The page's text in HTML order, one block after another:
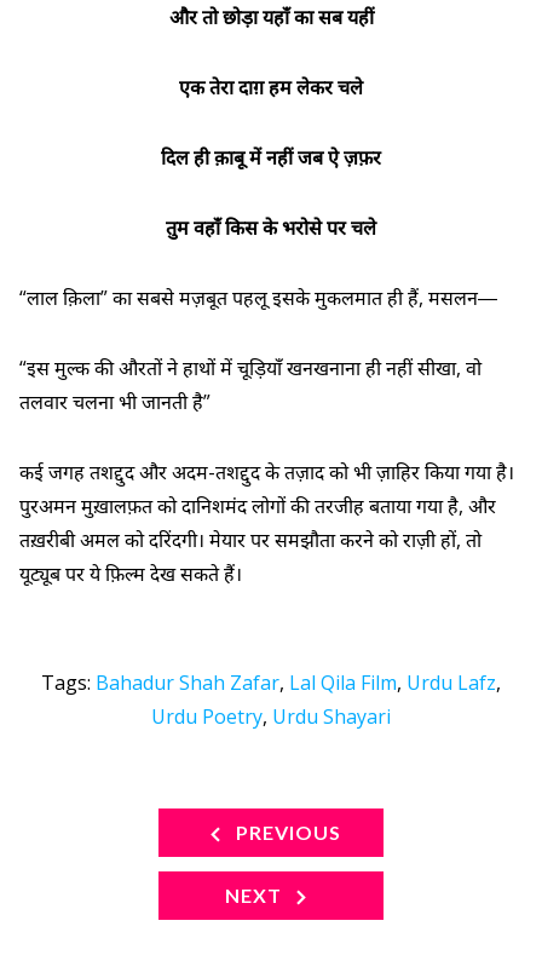
और तो छोड़ा यहाँ का सब यहीं
एक तेरा दाग़ हम लेकर चले
दिल ही क़ाबू में नहीं जब ऐ ज़फ़र
तुम वहाँ किस के भरोसे पर चले
“लाल क़िला” का सबसे मज़बूत पहलू इसके मुकलमात ही हैं, मसलन―
“इस मुल्क की औरतों ने हाथों में चूड़ियाँ खनखनाना ही नहीं सीखा, वो
तलवार चलना भी जानती है”
कई जगह तशद्दुद और अदम-तशद्दुद के तज़ाद को भी ज़ाहिर किया गया है।
पुरअमन मुख़ालफ़त को दानिशमंद लोगों की तरजीह बताया गया है, और
तख़रीबी अमल को दरिंदगी। मेयार पर समझौता करने को राज़ी हों, तो
यूट्यूब पर ये फ़िल्म देख सकते हैं।
Tags: Bahadur Shah Zafar, Lal Qila Film, Urdu Lafz,
Urdu Poetry, Urdu Shayari
PREVIOUS
NEXT